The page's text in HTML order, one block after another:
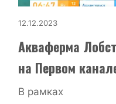
12.12.2023
Акваферма
на Первом
В рамках